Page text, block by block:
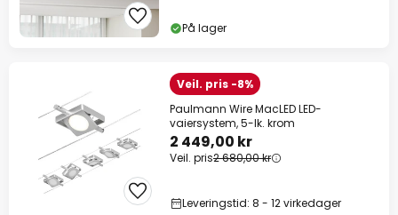
På lager
Veil. pris -8%
Paulmann Wire MacLED LED-
vaiersystem, 5-lk. krom
2 449,00 kr
Veil. pris2 680,00 kr
Leveringstid: 8 - 12 virkedager